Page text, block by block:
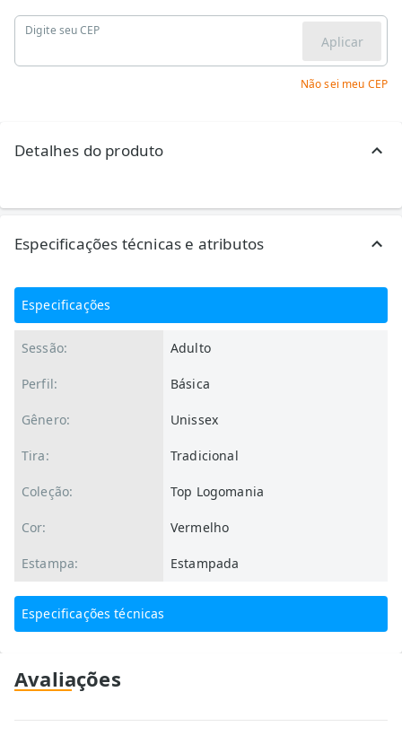
Digite seu CEP
Aplicar
Não sei meu CEP
Detalhes do produto
Especificações técnicas e atributos
Especificações
Sessão: Adulto
Perfil: Básica
Gênero: Unissex
Tira: Tradicional
Coleção: Top Logomania
Cor: Vermelho
Estampa: Estampada
Especificações técnicas
Avaliações